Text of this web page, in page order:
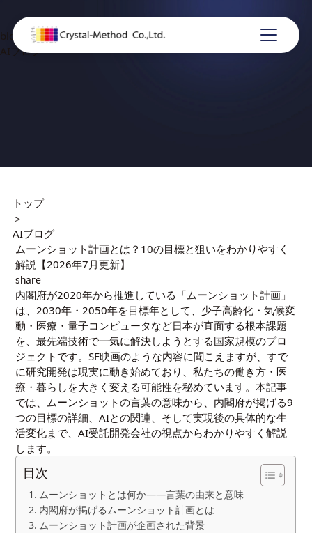
blog
AIブログ
トップ
＞
AIブログ
ムーンショット計画とは？10の目標と狙いをわかりやすく
解説【2026年7月更新】
share
内閣府が2020年から推進している「ムーンショット計画」
は、2030年・2050年を目標年として、少子高齢化・気候変
動・医療・量子コンピュータなど日本が直面する根本課題
を、最先端技術で一気に解決しようとする国家規模のプロ
ジェクトです。SF映画のような内容に聞こえますが、すで
に研究開発は現実に動き始めており、私たちの働き方・医
療・暮らしを大きく変える可能性を秘めています。本記事
では、ムーンショットの言葉の意味から、内閣府が掲げる9
つの目標の詳細、AIとの関連、そして実現後の具体的な生
活変化まで、AI受託開発会社の視点からわかりやすく解説
します。
目次
ムーンショットとは何か――言葉の由来と意味
内閣府が掲げるムーンショット計画とは
ムーンショット計画が企画された背景